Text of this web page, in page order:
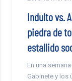
Indulto vs.
piedra de
estallido
En una
Gabinete y los